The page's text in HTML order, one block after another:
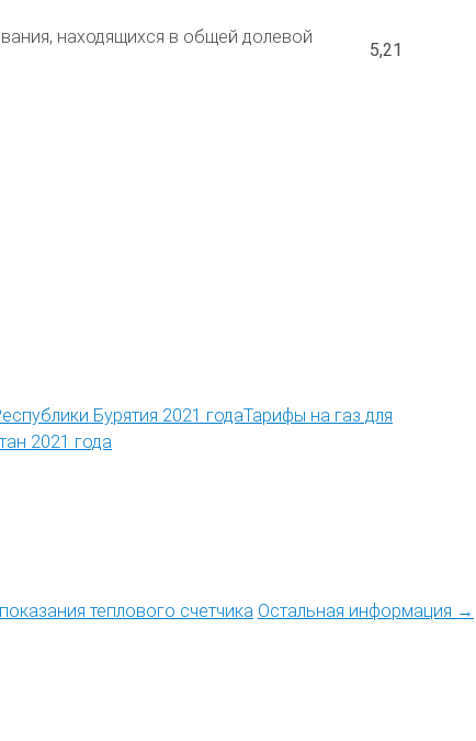
находящихся в общей долевой
5,21
Тарифы на газ для
2021 года
теплового счетчика Остальная информация →